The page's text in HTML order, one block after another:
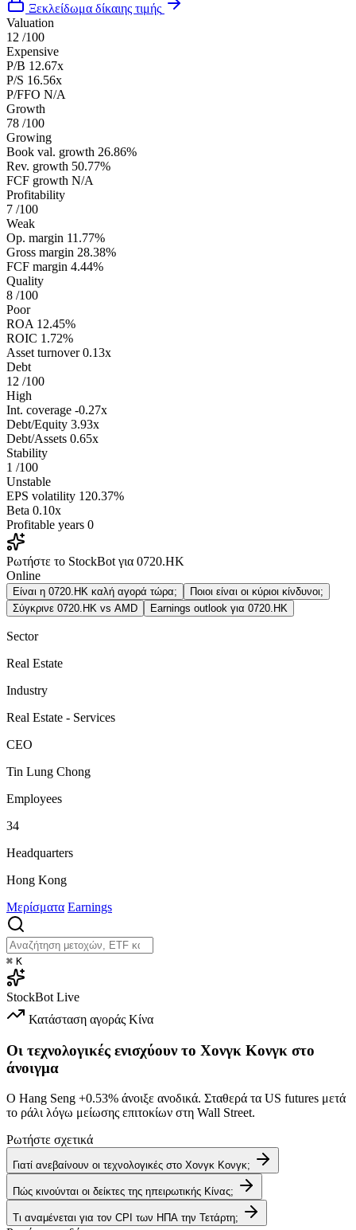
Ξεκλείδωμα δίκαιης τιμής
Valuation
12 /100
Expensive
P/B 12.67x
P/S 16.56x
P/FFO N/A
Growth
78 /100
Growing
Book val. growth 26.86%
Rev. growth 50.77%
FCF growth N/A
Profitability
7 /100
Weak
Op. margin 11.77%
Gross margin 28.38%
FCF margin 4.44%
Quality
8 /100
Poor
ROA 12.45%
ROIC 1.72%
Asset turnover 0.13x
Debt
12 /100
High
Int. coverage -0.27x
Debt/Equity 3.93x
Debt/Assets 0.65x
Stability
1 /100
Unstable
EPS volatility 120.37%
Beta 0.10x
Profitable years 0
Ρωτήστε το StockBot για 0720.HK
Online
Είναι η 0720.HK καλή αγορά τώρα;
Ποιοι είναι οι κύριοι κίνδυνοι;
Σύγκρινε 0720.HK vs AMD
Earnings outlook για 0720.HK
Sector
Real Estate
Industry
Real Estate - Services
CEO
Tin Lung Chong
Employees
34
Headquarters
Hong Kong
Μερίσματα Earnings
⌘ K
StockBot Live
Κατάσταση αγοράς Κίνα
Οι τεχνολογικές ενισχύουν το Χονγκ Κονγκ στο
άνοιγμα
Ο Hang Seng +0.53% άνοιξε ανοδικά. Σταθερά τα US futures μετά
το ράλι λόγω μείωσης επιτοκίων στη Wall Street.
Ρωτήστε σχετικά
Γιατί ανεβαίνουν οι τεχνολογικές στο Χονγκ Κονγκ;
Πώς κινούνται οι δείκτες της ηπειρωτικής Κίνας;
Τι αναμένεται για τον CPI των ΗΠΑ την Τετάρτη;